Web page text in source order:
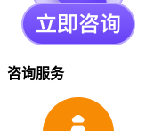
咨询服务